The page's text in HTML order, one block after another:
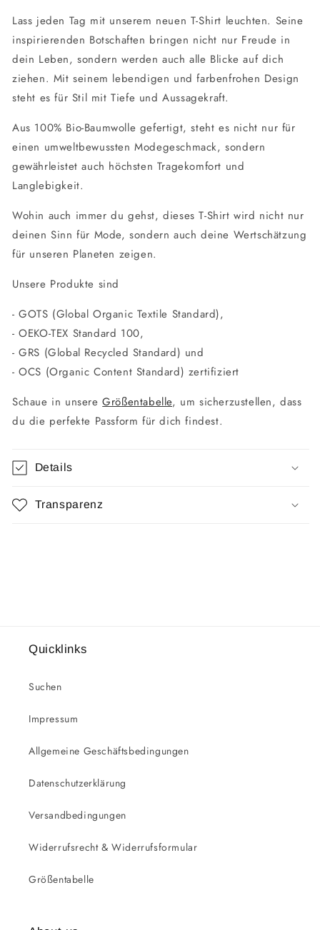
With
Love
With
Love
Lass jeden Tag mit unserem neuen T-Shirt leuchten. Seine
inspirierenden Botschaften bringen nicht nur Freude in
dein Leben, sondern werden auch alle Blicke auf dich
ziehen. Mit seinem lebendigen und farbenfrohen Design
steht es für Stil mit Tiefe und Aussagekraft.
Aus 100% Bio-Baumwolle gefertigt, steht es nicht nur für
einen umweltbewussten Modegeschmack, sondern
gewährleistet auch höchsten Tragekomfort und
Langlebigkeit.
Wohin auch immer du gehst, dieses T-Shirt wird nicht nur
deinen Sinn für Mode, sondern auch deine Wertschätzung
für unseren Planeten zeigen.
Unsere Produkte sind
- GOTS (Global Organic Textile Standard),
- OEKO-TEX Standard 100,
- GRS (Global Recycled Standard) und
- OCS (Organic Content Standard) zertifiziert
Schaue in unsere Größentabelle, um sicherzustellen, dass
du die perfekte Passform für dich findest.
Details
Transparenz
Quicklinks
Suchen
Impressum
Allgemeine Geschäftsbedingungen
Datenschutzerklärung
Versandbedingungen
Widerrufsrecht & Widerrufsformular
Größentabelle